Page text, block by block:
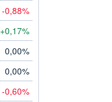
-0,88%
+0,17%
0,00%
0,00%
-0,60%